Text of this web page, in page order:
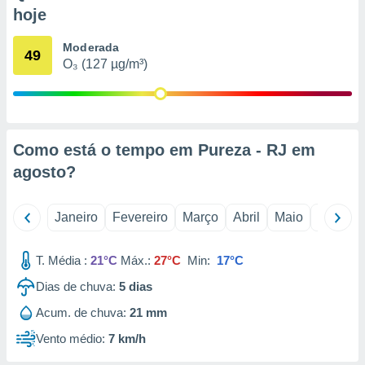
qual se
tal,
ou opor-
qualquer
de
ou aceder
num
para
hoje
49 Moderada
O₃ (127 µg/m³)
Como está o tempo em Pureza - RJ em
agosto?
Janeiro Fevereiro Março Abril Maio Junho
T. Média : 21°C Máx.: 27°C Min: 17°C
Dias de chuva: 5 dias
Acum. de chuva: 21 mm
Vento médio: 7 km/h